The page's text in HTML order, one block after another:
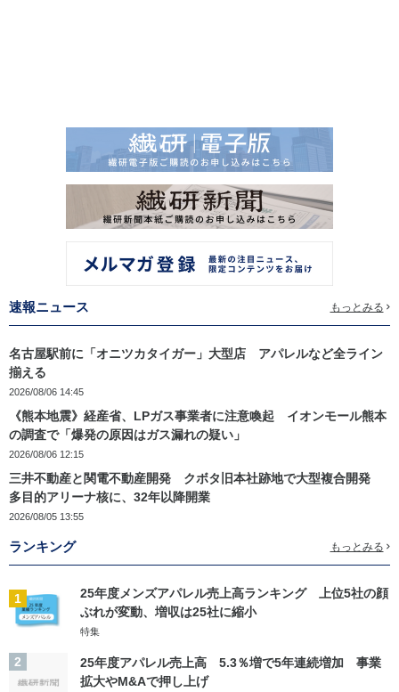
速報ニュース もっとみる
名古屋駅前に「オニツカタイガー」大型店 アパレルなど全ライン
揃える
2026/08/06 14:45
《熊本地震》経産省、LPガス事業者に注意喚起 イオンモール熊本
の調査で「爆発の原因はガス漏れの疑い」
2026/08/06 12:15
三井不動産と関電不動産開発 クボタ旧本社跡地で大型複合開発
多目的アリーナ核に、32年以降開業
2026/08/05 13:55
ランキング もっとみる
1
25年度メンズアパレル売上高ランキング 上位5社の顔
ぶれが変動、増収は25社に縮小
特集
2
25年度アパレル売上高 5.3％増で5年連続増加 事業
拡大やM&Aで押し上げ